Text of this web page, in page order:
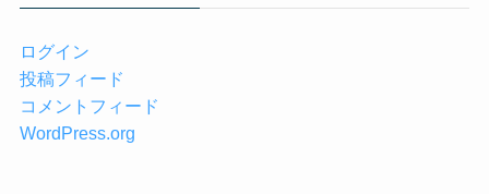
ログイン
投稿フィード
コメントフィード
WordPress.org